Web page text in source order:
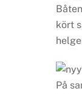
kört
På